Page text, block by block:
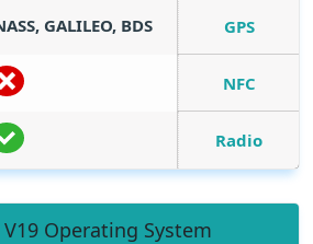
GPS
GALILEO, BDS
NFC
Radio
Operating System